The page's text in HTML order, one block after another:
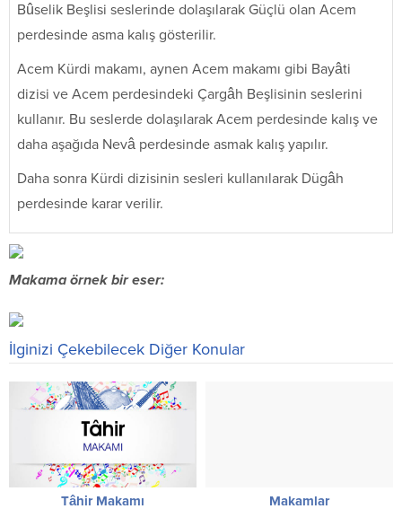
Bûselik Beşlisi seslerinde dolaşılarak Güçlü olan Acem
perdesinde asma kalış gösterilir.
Acem Kürdi makamı, aynen Acem makamı gibi Bayâti
dizisi ve Acem perdesindeki Çargâh Beşlisinin seslerini
kullanır. Bu seslerde dolaşılarak Acem perdesinde kalış ve
daha aşağıda Nevâ perdesinde asmak kalış yapılır.
Daha sonra Kürdi dizisinin sesleri kullanılarak Dügâh
perdesinde karar verilir.
Makama örnek bir eser:
İlginizi Çekebilecek Diğer Konular
Tâhir Makamı Makamlar